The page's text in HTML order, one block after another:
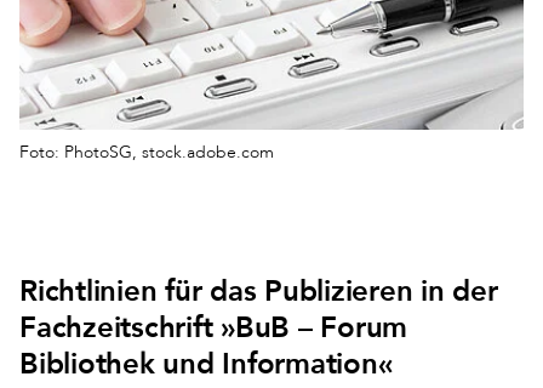
Foto: PhotoSG, stock.adobe.com
Richtlinien für das Publizieren in der
Fachzeitschrift »BuB – Forum
Bibliothek und Information«